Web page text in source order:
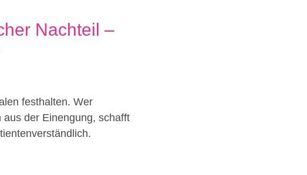
Nachteil –
festhalten. Wer
der Einengung, schafft